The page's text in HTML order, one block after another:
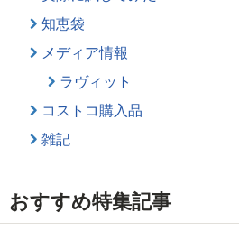
知恵袋
メディア情報
ラヴィット
コストコ購入品
雑記
おすすめ特集記事